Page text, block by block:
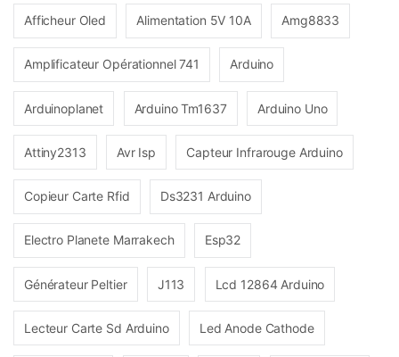
Afficheur Oled Alimentation 5V 10A Amg8833
Amplificateur Opérationnel 741 Arduino
Arduinoplanet Arduino Tm1637 Arduino Uno
Attiny2313 Avr Isp Capteur Infrarouge Arduino
Copieur Carte Rfid Ds3231 Arduino
Electro Planete Marrakech Esp32
Générateur Peltier J113 Lcd 12864 Arduino
Lecteur Carte Sd Arduino Led Anode Cathode